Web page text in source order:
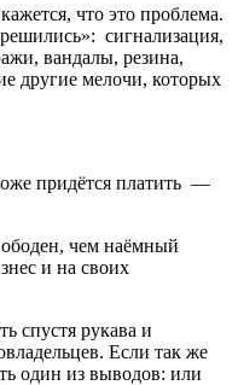
что это проблема.
сигнализация,
вандалы, резина,
другие мелочи, которых
придётся платить —
чем наёмный
и на своих
спустя рукава и
Если так же
один из выводов: или